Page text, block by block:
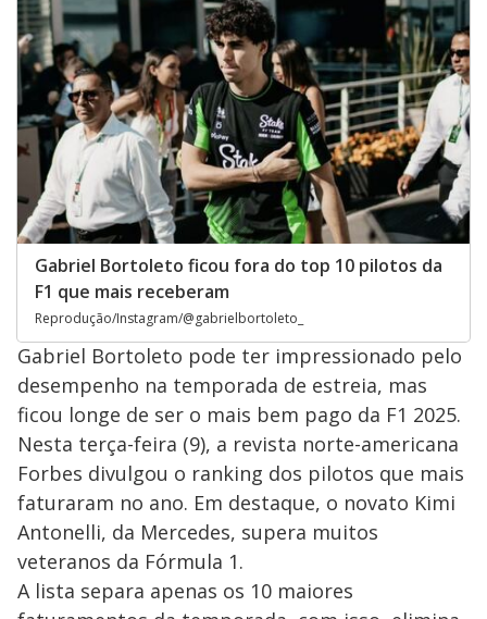
Gabriel Bortoleto ficou fora do top 10 pilotos da
F1 que mais receberam
Reprodução/Instagram/@gabrielbortoleto_
Gabriel Bortoleto pode ter impressionado pelo
desempenho na temporada de estreia, mas
ficou longe de ser o mais bem pago da F1 2025.
Nesta terça-feira (9), a revista norte-americana
Forbes divulgou o ranking dos pilotos que mais
faturaram no ano. Em destaque, o novato Kimi
Antonelli, da Mercedes, supera muitos
veteranos da Fórmula 1.
A lista separa apenas os 10 maiores